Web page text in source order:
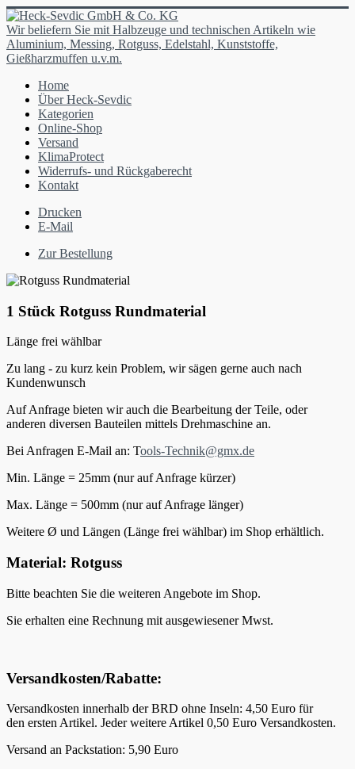
Wir beliefern Sie mit Halbzeuge und technischen Artikeln wie
Aluminium, Messing, Rotguss, Edelstahl, Kunststoffe,
Gießharzmuffen u.v.m.
Home
Über Heck-Sevdic
Kategorien
Online-Shop
Versand
KlimaProtect
Widerrufs- und Rückgaberecht
Kontakt
Drucken
E-Mail
Zur Bestellung
1 Stück Rotguss Rundmaterial
Länge frei wählbar
Zu lang - zu kurz kein Problem, wir sägen gerne auch nach
Kundenwunsch
Auf Anfrage bieten wir auch die Bearbeitung der Teile, oder
anderen diversen Bauteilen mittels Drehmaschine an.
Bei Anfragen E-Mail an: Tools-Technik@gmx.de
Min. Länge = 25mm (nur auf Anfrage kürzer)
Max. Länge = 500mm (nur auf Anfrage länger)
Weitere Ø und Längen (Länge frei wählbar) im Shop erhältlich.
Material: Rotguss
Bitte beachten Sie die weiteren Angebote im Shop.
Sie erhalten eine Rechnung mit ausgewiesener Mwst.
Versandkosten/Rabatte:
Versandkosten innerhalb der BRD ohne Inseln: 4,50 Euro für
den ersten Artikel. Jeder weitere Artikel 0,50 Euro Versandkosten.
Versand an Packstation: 5,90 Euro